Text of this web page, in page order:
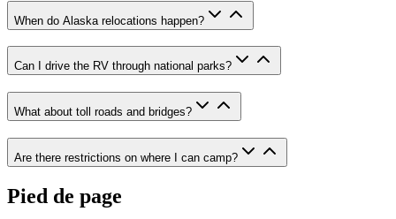
When do Alaska relocations happen?
Can I drive the RV through national parks?
What about toll roads and bridges?
Are there restrictions on where I can camp?
Pied de page